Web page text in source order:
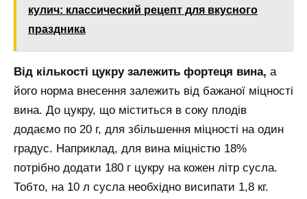
кулич: классический рецепт для вкусного
праздника
Від кількості цукру залежить фортеця вина, а
його норма внесення залежить від бажаної міцності
вина. До цукру, що міститься в соку плодів
додаємо по 20 г, для збільшення міцності на один
градус. Наприклад, для вина міцністю 18%
потрібно додати 180 г цукру на кожен літр сусла.
Тобто, на 10 л сусла необхідно висипати 1,8 кг.